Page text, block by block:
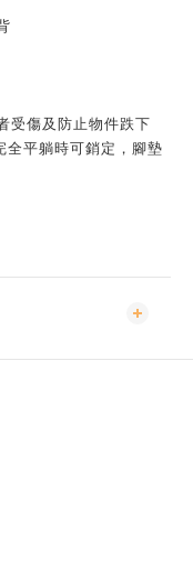
受傷及防止物件跌下
全平躺時可銷定，腳墊